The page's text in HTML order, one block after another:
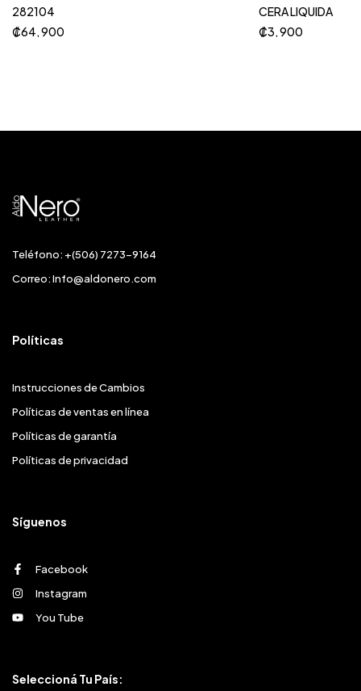
282104
₡64, 900
CERA LIQUIDA
₡3, 900
Teléfono: +(506) 7273-9164
Correo:Info@aldonero.com
Políticas
Instrucciones de Cambios
Políticas de ventas en línea
Políticas de garantía
Políticas de privacidad
Síguenos
Facebook
Instagram
You Tube
Seleccioná Tu País: